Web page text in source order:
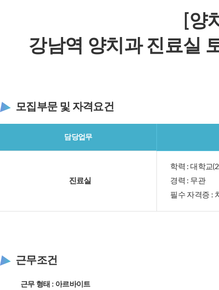
[양
강남역 양치과 진료실
모집부문 및 자격요건
담당업무
진료실
학력 : 대학교
경력 : 무관
필수 자격증 :
근무조건
근무 형태 : 아르바이트